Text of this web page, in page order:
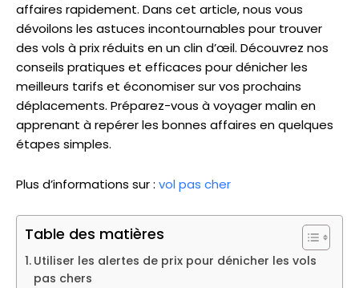
affaires rapidement. Dans cet article, nous vous
dévoilons les astuces incontournables pour trouver
des vols à prix réduits en un clin d’œil. Découvrez nos
conseils pratiques et efficaces pour dénicher les
meilleurs tarifs et économiser sur vos prochains
déplacements. Préparez-vous à voyager malin en
apprenant à repérer les bonnes affaires en quelques
étapes simples.
Plus d’informations sur : vol pas cher
Table des matières
Utiliser les alertes de prix pour dénicher les vols
pas chers